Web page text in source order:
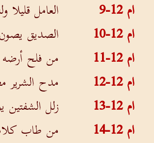
ام 12-9
العامل
ام 12-10
الصديق
ام 12-11
من فلح أرضه
ام 12-12
مدح الشرير
ام 12-13
زلل
ام 12-14
من طاب